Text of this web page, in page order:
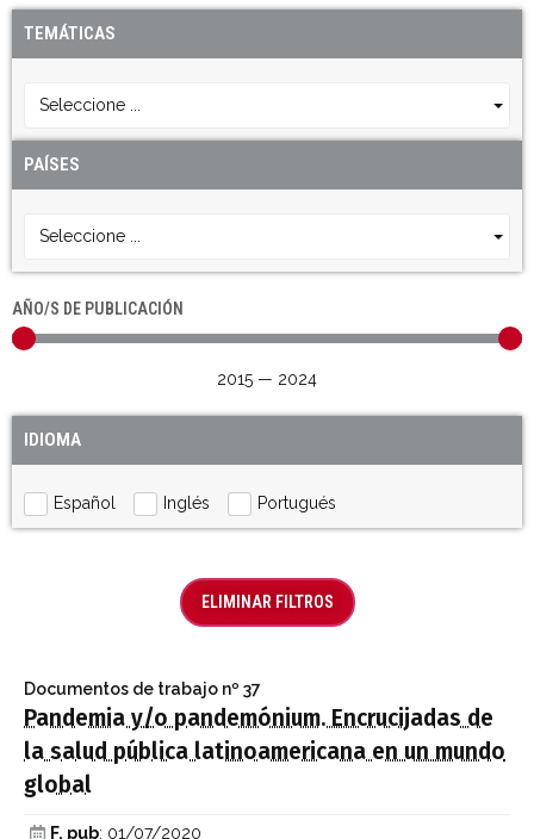
TEMÁTICAS
Seleccione ...
PAÍSES
Seleccione ...
AÑO/S DE PUBLICACIÓN
2015 — 2024
IDIOMA
Español Inglés Portugués
ELIMINAR FILTROS
Documentos de trabajo nº 37
Pandemia y/o pandemónium. Encrucijadas de
la salud pública latinoamericana en un mundo
global
F. pub: 01/07/2020